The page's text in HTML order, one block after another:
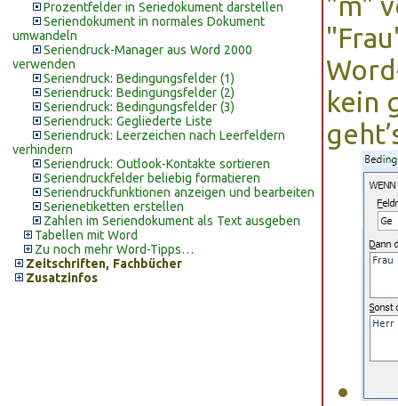
Prozentfelder in Seriedokument darstellen
Seriendokument in normales Dokument
umwandeln
Seriendruck-Manager aus Word 2000
verwenden
Seriendruck: Bedingungsfelder (1)
Seriendruck: Bedingungsfelder (2)
Seriendruck: Bedingungsfelder (3)
Seriendruck: Gegliederte Liste
Seriendruck: Leerzeichen nach Leerfeldern
verhindern
Seriendruck: Outlook-Kontakte sortieren
Seriendruckfelder beliebig formatieren
Seriendruckfunktionen anzeigen und bearbeiten
Serienetiketten erstellen
Zahlen im Seriendokument als Text ausgeben
Tabellen mit Word
Zu noch mehr Word-Tipps…
Zeitschriften, Fachbücher
Zusatzinfos
kein